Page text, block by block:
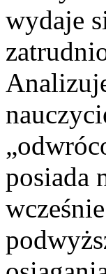
wydaje
posiada